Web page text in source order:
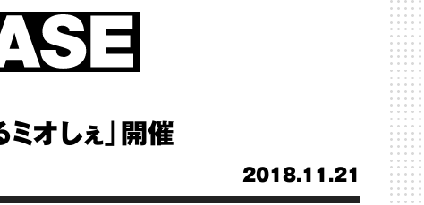
オしぇ」開催
2018.11.21